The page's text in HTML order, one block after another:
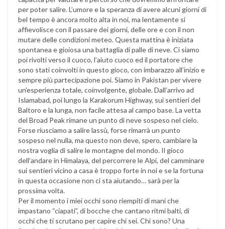
per poter salire. L’umore e la speranza di avere alcuni giorni di
bel tempo è ancora molto alta in noi, ma lentamente si
affievolisce con il passare dei giorni, delle ore e con il non
mutare delle condizioni meteo. Questa mattina è iniziata
spontanea e gioiosa una battaglia di palle di neve. Ci siamo
poi rivolti verso il cuoco, l’aiuto cuoco ed il portatore che
sono stati coinvolti in questo gioco, con imbarazzo all’inizio e
sempre più partecipazione poi. Siamo in Pakistan per vivere
un’esperienza totale, coinvolgente, globale. Dall’arrivo ad
Islamabad, poi lungo la Karakorum Highway, sui sentieri del
Baltoro e la lunga, non facile attesa al campo base. La vetta
del Broad Peak rimane un punto di neve sospeso nel cielo.
Forse riusciamo a salire lassù, forse rimarrà un punto
sospeso nel nulla, ma questo non deve, spero, cambiare la
nostra voglia di salire le montagne del mondo. Il gioco
dell’andare in Himalaya, del percorrere le Alpi, del camminare
sui sentieri vicino a casa è troppo forte in noi e se la fortuna
in questa occasione non ci sta aiutando… sarà per la
prossima volta.
Per il momento i miei occhi sono riempiti di mani che
impastano “ciapati”, di bocche che cantano ritmi balti, di
occhi che ti scrutano per capire chi sei. Chi sono? Una